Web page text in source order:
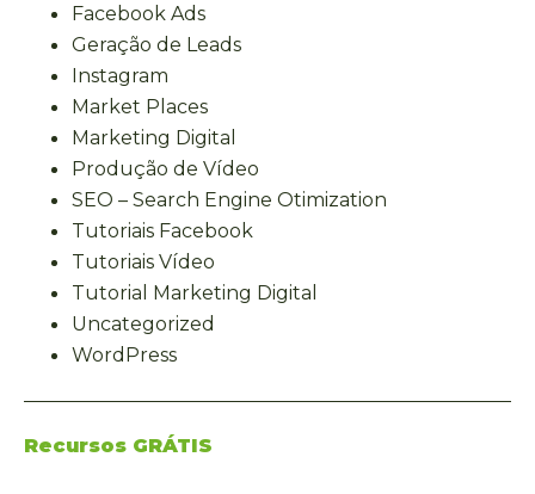
Facebook Ads
Geração de Leads
Instagram
Market Places
Marketing Digital
Produção de Vídeo
SEO – Search Engine Otimization
Tutoriais Facebook
Tutoriais Vídeo
Tutorial Marketing Digital
Uncategorized
WordPress
Recursos GRÁTIS